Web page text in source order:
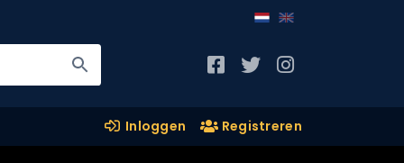
Inloggen Registreren